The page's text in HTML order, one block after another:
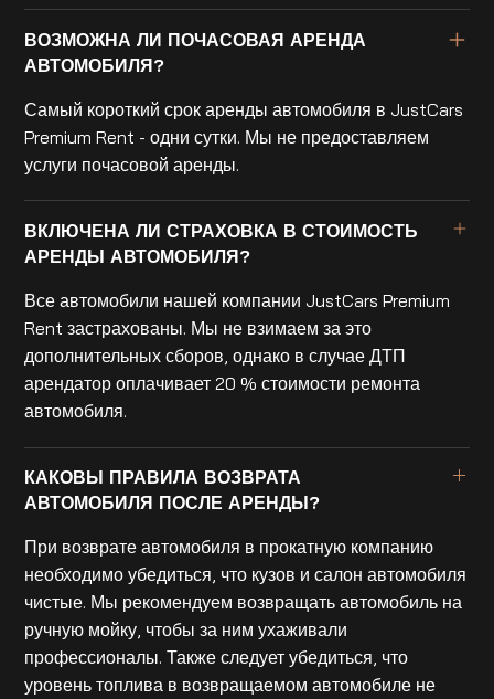
ВОЗМОЖНА ЛИ ПОЧАСОВАЯ АРЕНДА
АВТОМОБИЛЯ?
Самый короткий срок аренды автомобиля в JustCars
Premium Rent - одни сутки. Мы не предоставляем
услуги почасовой аренды.
ВКЛЮЧЕНА ЛИ СТРАХОВКА В СТОИМОСТЬ
АРЕНДЫ АВТОМОБИЛЯ?
Все автомобили нашей компании JustCars Premium
Rent застрахованы. Мы не взимаем за это
дополнительных сборов, однако в случае ДТП
арендатор оплачивает 20 % стоимости ремонта
автомобиля.
КАКОВЫ ПРАВИЛА ВОЗВРАТА
АВТОМОБИЛЯ ПОСЛЕ АРЕНДЫ?
При возврате автомобиля в прокатную компанию
необходимо убедиться, что кузов и салон автомобиля
чистые. Мы рекомендуем возвращать автомобиль на
ручную мойку, чтобы за ним ухаживали
профессионалы. Также следует убедиться, что
уровень топлива в возвращаемом автомобиле не